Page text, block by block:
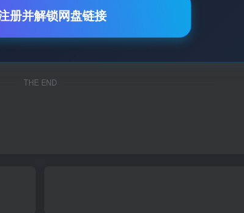
册并解锁网盘链接
THE END